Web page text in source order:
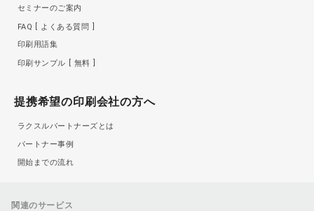
セミナーのご案内
FAQ
よくある質問
印刷用語集
印刷サンプル 無料
提携希望の印刷会社の方へ
ラクスルパートナーズとは
パートナー事例
開始までの流れ
関連のサービス